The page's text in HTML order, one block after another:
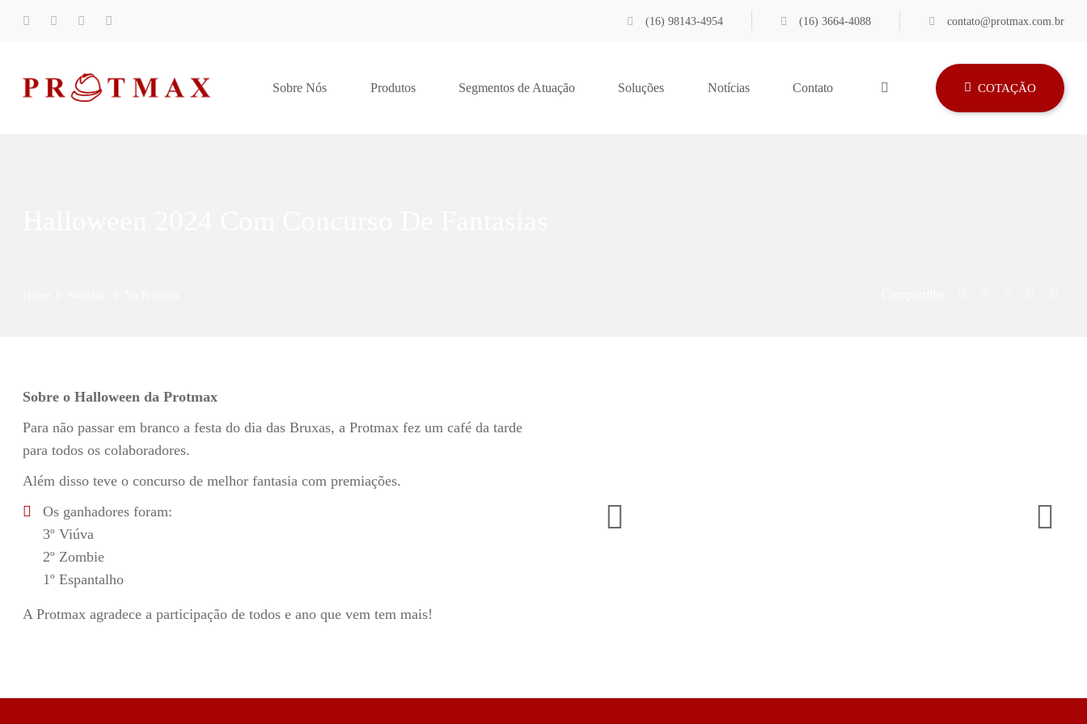
(16) 98143-4954 (16) 3664-4088 contato@protmax.com.br
Sobre Nós Produtos Segmentos de Atuação Soluções Notícias Contato COTAÇÃO
Sobre o Halloween da Protmax
Para não passar em branco a festa do dia das Bruxas, a Protmax fez um café da tarde
para todos os colaboradores.
Além disso teve o concurso de melhor fantasia com premiações.
Os ganhadores foram:
3º Viúva
2º Zombie
1º Espantalho
A Protmax agradece a participação de todos e ano que vem tem mais!